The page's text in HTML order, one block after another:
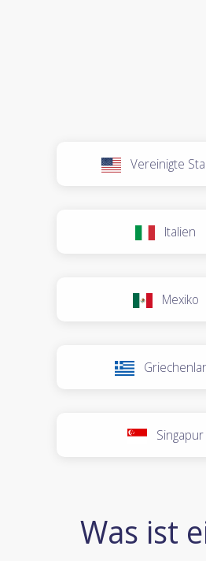
Vereinigte
Italien
Mexiko
Singapur
Was ist